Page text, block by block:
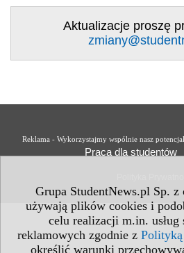
Grupa StudentNews.pl Sp.
używają plików cookies i
celu realizacji m.in. usług
reklamowych zgodnie z
określić warunki
Aktualizacje proszę
Reklama - Wykorzystajmy wspólnie nasz
Praca dla studentów